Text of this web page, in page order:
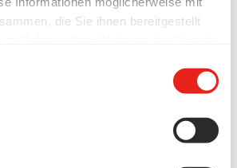
die Sie ihnen bereitgestellt